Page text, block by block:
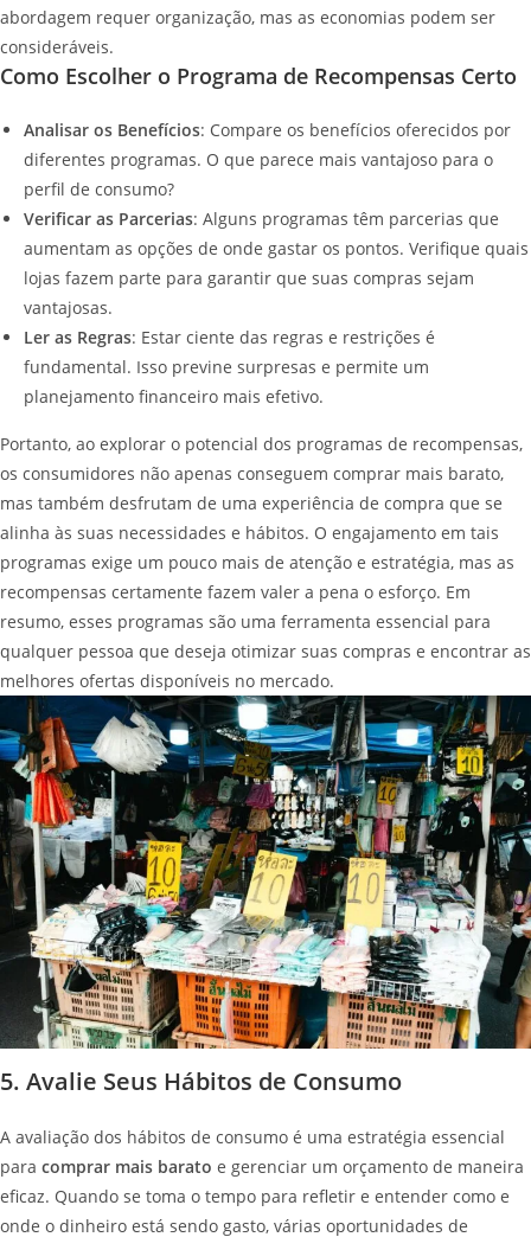
abordagem requer organização, mas as economias podem ser
consideráveis.
Como Escolher o Programa de Recompensas Certo
Analisar os Benefícios: Compare os benefícios oferecidos por
diferentes programas. O que parece mais vantajoso para o
perfil de consumo?
Verificar as Parcerias: Alguns programas têm parcerias que
aumentam as opções de onde gastar os pontos. Verifique quais
lojas fazem parte para garantir que suas compras sejam
vantajosas.
Ler as Regras: Estar ciente das regras e restrições é
fundamental. Isso previne surpresas e permite um
planejamento financeiro mais efetivo.
Portanto, ao explorar o potencial dos programas de recompensas,
os consumidores não apenas conseguem comprar mais barato,
mas também desfrutam de uma experiência de compra que se
alinha às suas necessidades e hábitos. O engajamento em tais
programas exige um pouco mais de atenção e estratégia, mas as
recompensas certamente fazem valer a pena o esforço. Em
resumo, esses programas são uma ferramenta essencial para
qualquer pessoa que deseja otimizar suas compras e encontrar as
melhores ofertas disponíveis no mercado.
5. Avalie Seus Hábitos de Consumo
A avaliação dos hábitos de consumo é uma estratégia essencial
para comprar mais barato e gerenciar um orçamento de maneira
eficaz. Quando se toma o tempo para refletir e entender como e
onde o dinheiro está sendo gasto, várias oportunidades de